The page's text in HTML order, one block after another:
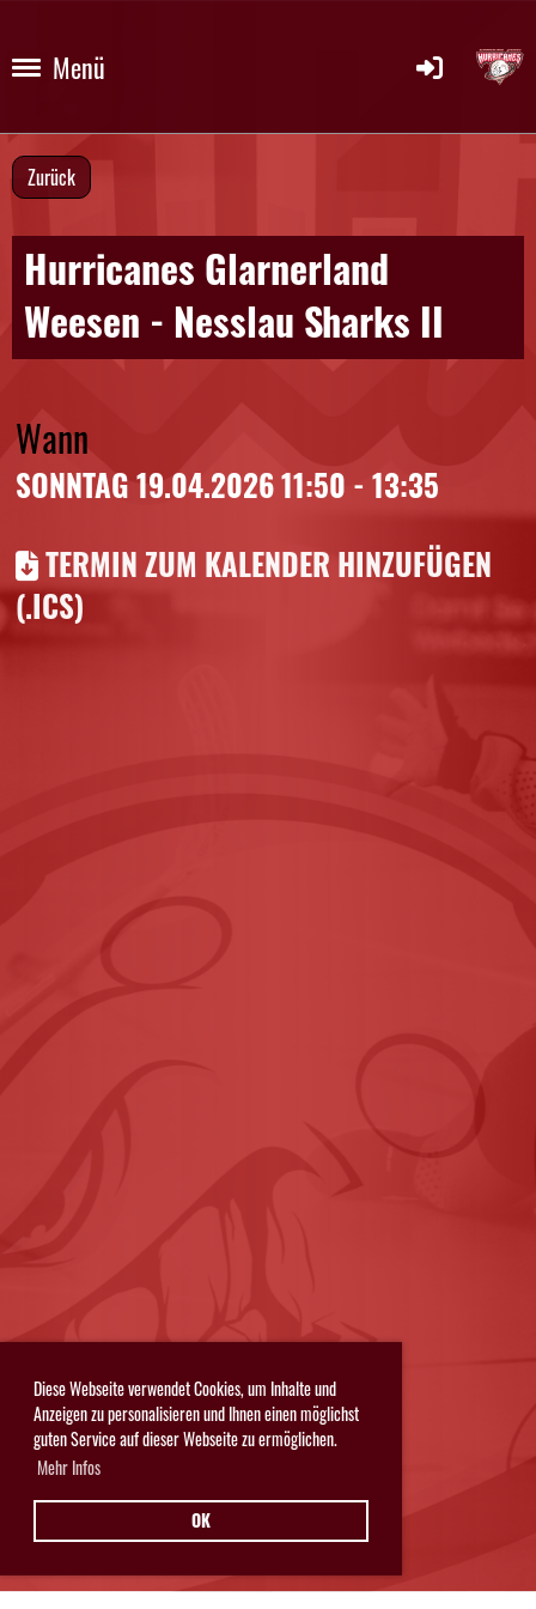
Diese Webseite verwendet Cookies, um Inhalte und
Anzeigen zu personalisieren und Ihnen einen möglichst
guten Service auf dieser Webseite zu ermöglichen.
Mehr Infos
OK
Menü
Zurück
Hurricanes Glarnerland
Weesen - Nesslau Sharks II
Wann
SONNTAG 19.04.2026 11:50 - 13:35
TERMIN ZUM KALENDER HINZUFÜGEN
(.ICS)